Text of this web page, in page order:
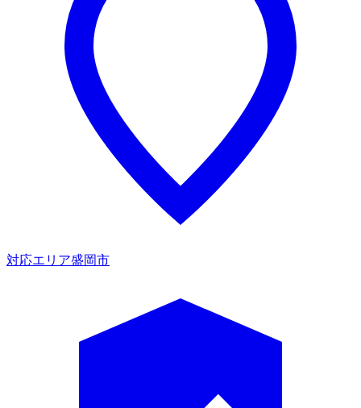
対応エリア盛岡市